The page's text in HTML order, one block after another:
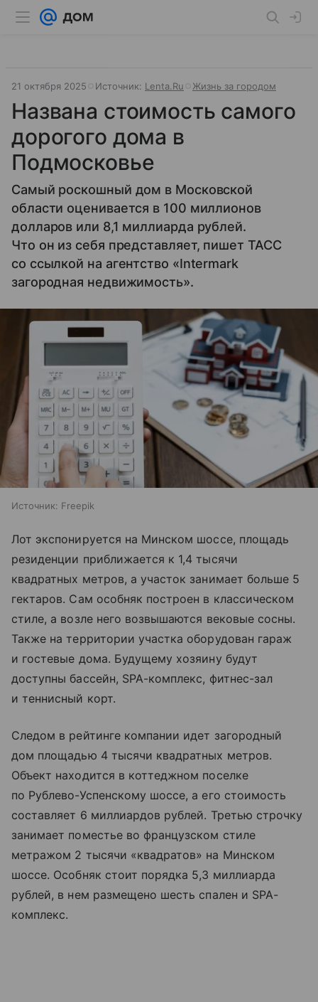
21 октября 2025 Источник: Lenta.Ru Жизнь за городом
Названа стоимость самого
дорогого дома в
Подмосковье
Самый роскошный дом в Московской
области оценивается в 100 миллионов
долларов или 8,1 миллиарда рублей.
Что он из себя представляет, пишет ТАСС
со ссылкой на агентство «Intermark
загородная недвижимость».
Источник: Freepik
Лот экспонируется на Минском шоссе, площадь
резиденции приближается к 1,4 тысячи
квадратных метров, а участок занимает больше 5
гектаров. Сам особняк построен в классическом
стиле, а возле него возвышаются вековые сосны.
Также на территории участка оборудован гараж
и гостевые дома. Будущему хозяину будут
доступны бассейн, SPA-комплекс, фитнес-зал
и теннисный корт.
Следом в рейтинге компании идет загородный
дом площадью 4 тысячи квадратных метров.
Объект находится в коттеджном поселке
по Рублево-Успенскому шоссе, а его стоимость
составляет 6 миллиардов рублей. Третью строчку
занимает поместье во французском стиле
метражом 2 тысячи «квадратов» на Минском
шоссе. Особняк стоит порядка 5,3 миллиарда
рублей, в нем размещено шесть спален и SPA-
комплекс.